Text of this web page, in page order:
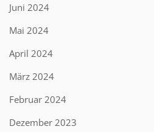
Juni 2024
Mai 2024
April 2024
März 2024
Februar 2024
Dezember 2023